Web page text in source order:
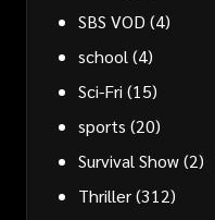
SBS VOD (4)
school (4)
Sci-Fri (15)
sports (20)
Survival Show(2)
Thriller(312)